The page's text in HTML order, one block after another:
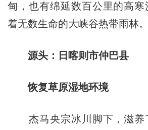
甸，也有绵延数百公里的高
着无数生命的大峡谷热带雨林。
源头：日喀则市仲巴县
恢复草原湿地环境
杰马央宗冰川脚下，滋养